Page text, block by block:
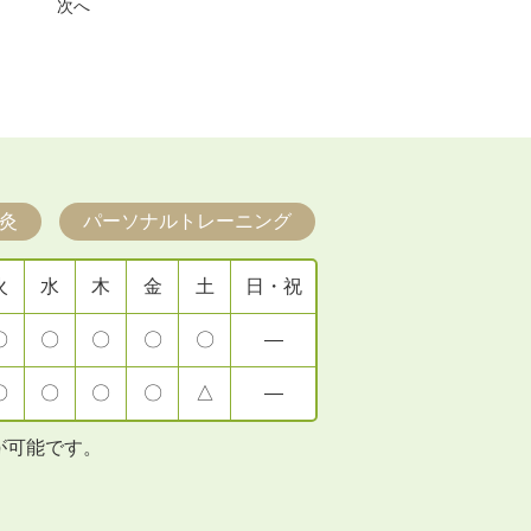
次へ
パーソナルトレーニング
水 木 金 土 日・祝
〇 〇 〇 〇 ―
〇 〇 〇 △ ―
能です。